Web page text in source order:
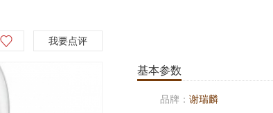
我要点评
基本参数
品牌： 谢瑞麟